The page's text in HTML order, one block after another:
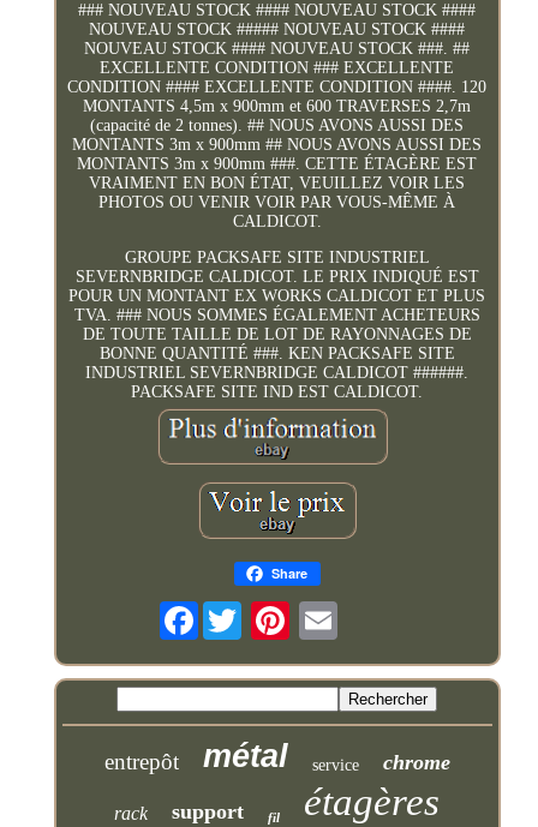
### NOUVEAU STOCK #### NOUVEAU STOCK ####
NOUVEAU STOCK ##### NOUVEAU STOCK ####
NOUVEAU STOCK #### NOUVEAU STOCK ###. ##
EXCELLENTE CONDITION ### EXCELLENTE
CONDITION #### EXCELLENTE CONDITION ####. 120
MONTANTS 4,5m x 900mm et 600 TRAVERSES 2,7m
(capacité de 2 tonnes). ## NOUS AVONS AUSSI DES
MONTANTS 3m x 900mm ## NOUS AVONS AUSSI DES
MONTANTS 3m x 900mm ###. CETTE ÉTAGÈRE EST
VRAIMENT EN BON ÉTAT, VEUILLEZ VOIR LES
PHOTOS OU VENIR VOIR PAR VOUS-MÊME À
CALDICOT.
GROUPE PACKSAFE SITE INDUSTRIEL
SEVERNBRIDGE CALDICOT. LE PRIX INDIQUÉ EST
POUR UN MONTANT EX WORKS CALDICOT ET PLUS
TVA. ### NOUS SOMMES ÉGALEMENT ACHETEURS
DE TOUTE TAILLE DE LOT DE RAYONNAGES DE
BONNE QUANTITÉ ###. KEN PACKSAFE SITE
INDUSTRIEL SEVERNBRIDGE CALDICOT ######.
PACKSAFE SITE IND EST CALDICOT.
Share
Facebook
entrepôt métal service chrome
rack support fil étagères